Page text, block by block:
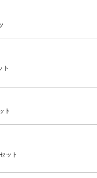
ト
ト
ット